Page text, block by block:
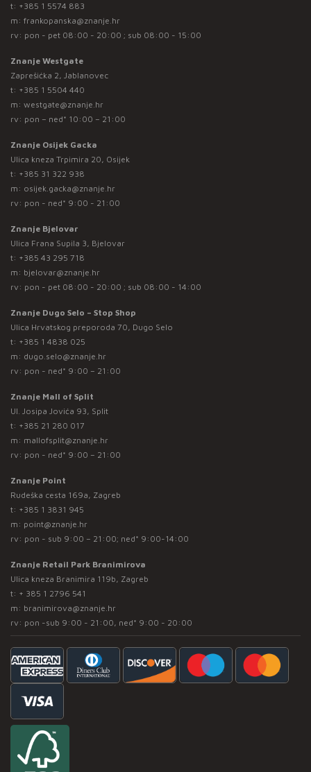
t: +385 1 5574 883
m: frankopanska@znanje.hr
rv: pon - pet 08:00 - 20:00 ; sub 08:00 - 15:00
Znanje Westgate
Zaprešićka 2, Jablanovec
t: +385 1 5504 440
m: westgate@znanje.hr
rv: pon – ned* 10:00 – 21:00
Znanje Osijek Gacka
Ulica kneza Trpimira 20, Osijek
t: +385 31 322 938
m: osijek.gacka@znanje.hr
rv: pon - ned* 9:00 - 21:00
Znanje Bjelovar
Ulica Frana Supila 3, Bjelovar
t: +385 43 295 718
m: bjelovar@znanje.hr
rv: pon - pet 08:00 - 20:00 ; sub 08:00 - 14:00
Znanje Dugo Selo – Stop Shop
Ulica Hrvatskog preporoda 70, Dugo Selo
t: +385 1 4838 025
m: dugo.selo@znanje.hr
rv: pon - ned* 9:00 – 21:00
Znanje Mall of Split
Ul. Josipa Jovića 93, Split
t: +385 21 280 017
m: mallofsplit@znanje.hr
rv: pon - ned* 9:00 – 21:00
Znanje Point
Rudeška cesta 169a, Zagreb
t: +385 1 3831 945
m: point@znanje.hr
rv: pon - sub 9:00 – 21:00; ned* 9:00-14:00
Znanje Retail Park Branimirova
Ulica kneza Branimira 119b, Zagreb
t: + 385 1 2796 541
m: branimirova@znanje.hr
rv: pon -sub 9:00 - 21:00, ned* 9:00 - 20:00